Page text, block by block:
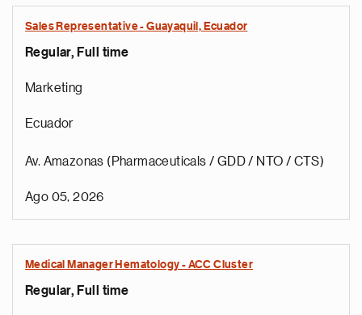
Sales Representative - Guayaquil, Ecuador
Regular, Full time
Marketing
Ecuador
Av. Amazonas (Pharmaceuticals / GDD / NTO / CTS)
Ago 05, 2026
Medical Manager Hematology - ACC Cluster
Regular, Full time